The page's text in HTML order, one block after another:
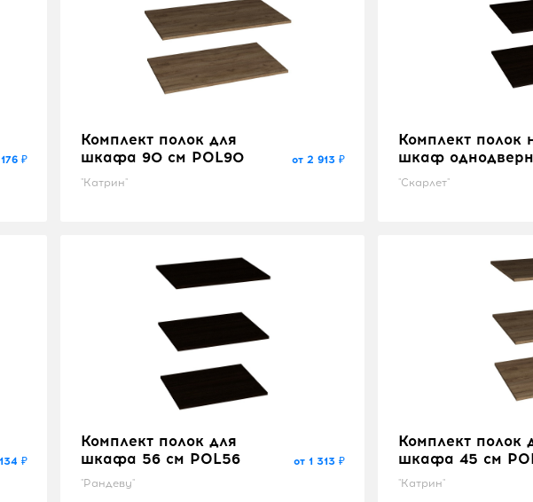
₽
Комплект полок для
шкафа 90 см POL90
"Катрин"
от 2 913 ₽
Комплект полок
шкаф
"Скарлет"
₽
Комплект полок для
шкафа 56 см POL56
"Рандеву"
от 1 313 ₽
Комплект полок
шкафа 45 см
"Катрин"